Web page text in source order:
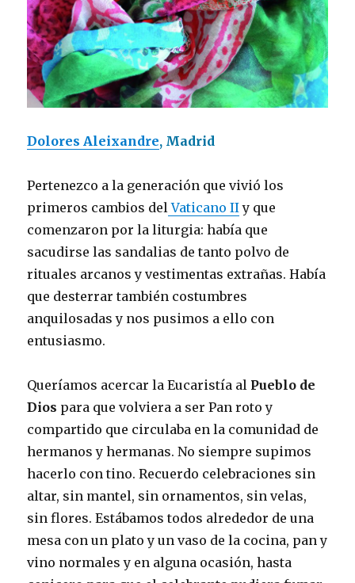
Dolores Aleixandre, Madrid
Pertenezco a la generación que vivió los
primeros cambios del Vaticano IIy que
comenzaron por la liturgia: había que
sacudirse las sandalias de tanto polvo de
rituales arcanos y vestimentas extrañas. Había
que desterrar también costumbres
anquilosadas y nos pusimos a ello con
entusiasmo.
Queríamos acercar la Eucaristía al Pueblo de
Dios para que volviera a ser Pan roto y
compartido que circulaba en la comunidad de
hermanos y hermanas. No siempre supimos
hacerlo con tino. Recuerdo celebraciones sin
altar, sin mantel, sin ornamentos, sin velas,
sin flores. Estábamos todos alrededor de una
mesa con un plato y un vaso de la cocina, pan y
vino normales y en alguna ocasión, hasta